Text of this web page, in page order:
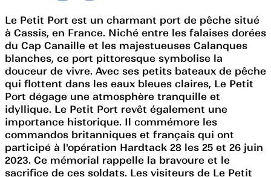
Le Petit Port est un charmant port de pêche situé
à Cassis, en France. Niché entre les falaises dorées
du Cap Canaille et les majestueuses Calanques
blanches, ce port pittoresque symbolise la
douceur de vivre. Avec ses petits bateaux de pêche
qui flottent dans les eaux bleues claires, Le Petit
Port dégage une atmosphère tranquille et
idyllique. Le Petit Port revêt également une
importance historique. Il commémore les
commandos britanniques et français qui ont
participé à l'opération Hardtack 28 les 25 et 26 juin
2023. Ce mémorial rappelle la bravoure et le
sacrifice de ces soldats. Les visiteurs de Le Petit